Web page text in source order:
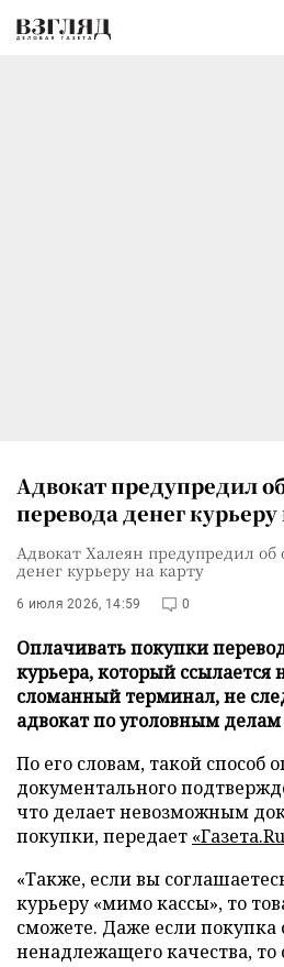
Адвокат предупредил
перевода денег курьеру
Адвокат Халеян предупредил об
денег курьеру на карту
6 июля 2026, 14:59 0
Оплачивать покупки
курьера, который ссылается
сломанный терминал, не
адвокат по уголовным
По его словам, такой способ
документального
что делает невозможным
покупки, передает
«Также, если вы
курьеру «мимо кассы», то
сможете. Даже если покупка
ненадлежащего качества,